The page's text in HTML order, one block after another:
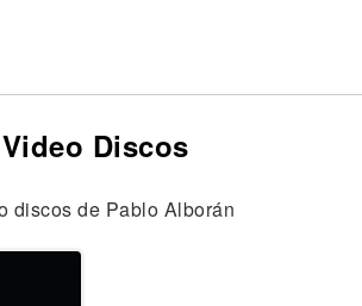
Video Discos
discos de Pablo Alborán